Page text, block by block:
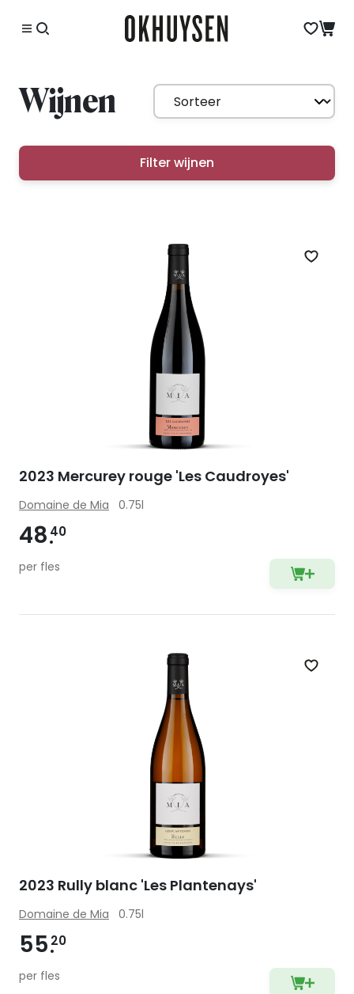
Wijnen
Filter wijnen
Zet
2023 Mercurey rouge 'Les Caudroyes'
Domaine de Mia 0.75l
48 40
per fles
Zet
2023 Rully blanc 'Les Plantenays'
Domaine de Mia 0.75l
55 20
per fles